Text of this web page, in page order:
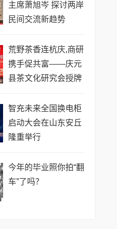
主席萧旭岑 探讨两岸
民间交流新趋势
荒野茶香连杭庆,商研
携手促共富——庆元
县茶文化研究会授牌
智充未来全国换电柜
启动大会在山东安丘
隆重举行
今年的毕业照你拍“翻
车”了吗？